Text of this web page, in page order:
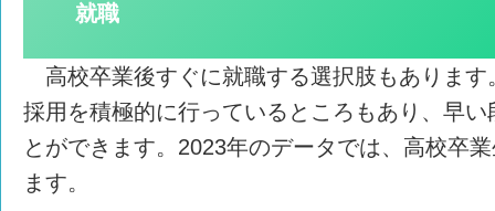
就職
高校卒業後すぐに就職する選択肢もあります
採用を積極的に行っているところもあり、早
とができます。2023年のデータでは、高校卒
ます。